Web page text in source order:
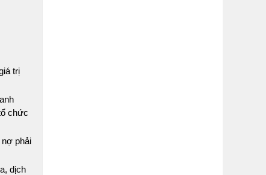
trị
chức
phải
dịch